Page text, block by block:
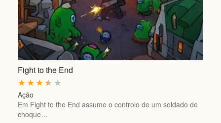
Fight to the End
★
★
★
★
★
Ação
Em Fight to the End assume o controlo de um soldado de
choque…